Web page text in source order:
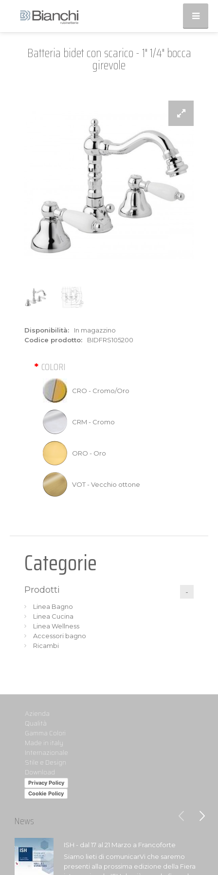
Batteria bidet con scarico - 1" 1/4" bocca
girevole
Disponibilità:
In magazzino
Codice prodotto:
BIDFRS105200
COLORI
CRO - Cromo/Oro
CRM - Cromo
ORO - Oro
VOT - Vecchio ottone
Categorie
Prodotti
Linea Bagno
Linea Cucina
Linea Wellness
Accessori bagno
Ricambi
Azienda
Qualità
Gamma Colori
Made in italy
Internazionale
Stile e Design
Download
Privacy Policy
Cookie Policy
News
ISH - dal 17 al 21 Marzo a Francoforte
Siamo lieti di comunicarVi che saremo
presenti alla prossima edizione della Fiera